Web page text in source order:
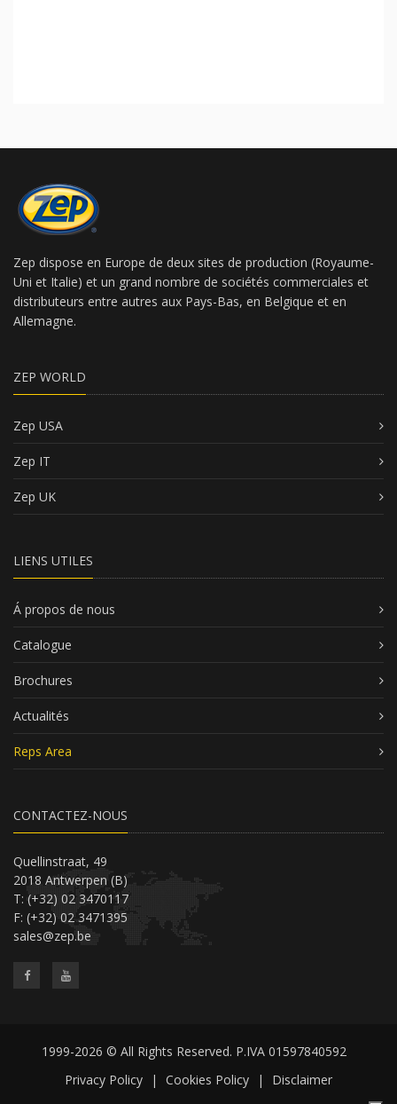
Zep dispose en Europe de deux sites de production (Royaume-
Uni et Italie) et un grand nombre de sociétés commerciales et
distributeurs entre autres aux Pays-Bas, en Belgique et en
Allemagne.
ZEP WORLD
Zep USA
Zep IT
Zep UK
LIENS UTILES
Á propos de nous
Catalogue
Brochures
Actualités
Reps Area
CONTACTEZ-NOUS
Quellinstraat, 49
2018 Antwerpen (B)
T: (+32) 02 3470117
F: (+32) 02 3471395
sales@zep.be
1999-2026 © All Rights Reserved. P.IVA 01597840592
Privacy Policy
| Cookies Policy | Disclaimer